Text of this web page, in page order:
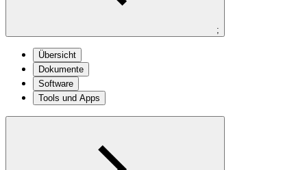
;
Übersicht
Dokumente
Software
Tools und Apps